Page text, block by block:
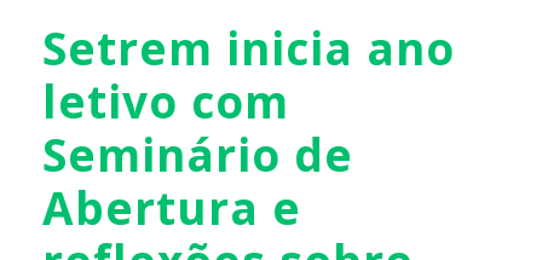
Setrem inicia ano
letivo com
Seminário de
Abertura e